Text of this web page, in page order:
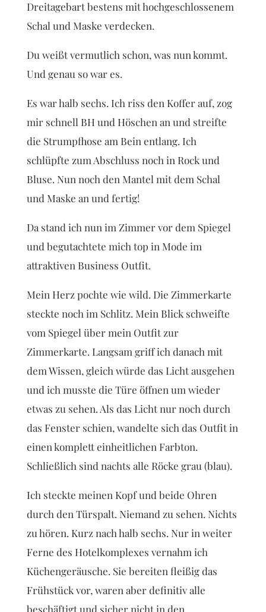
Dreitagebart bestens mit hochgeschlossenem
Schal und Maske verdecken.
Du weißt vermutlich schon, was nun kommt.
Und genau so war es.
Es war halb sechs. Ich riss den Koffer auf, zog
mir schnell BH und Höschen an und streifte
die Strumpfhose am Bein entlang. Ich
schlüpfte zum Abschluss noch in Rock und
Bluse. Nun noch den Mantel mit dem Schal
und Maske an und fertig!
Da stand ich nun im Zimmer vor dem Spiegel
und begutachtete mich top in Mode im
attraktiven Business Outfit.
Mein Herz pochte wie wild. Die Zimmerkarte
steckte noch im Schlitz. Mein Blick schweifte
vom Spiegel über mein Outfit zur
Zimmerkarte. Langsam griff ich danach mit
dem Wissen, gleich würde das Licht ausgehen
und ich musste die Türe öffnen um wieder
etwas zu sehen. Als das Licht nur noch durch
das Fenster schien, wandelte sich das Outfit in
einen komplett einheitlichen Farbton.
Schließlich sind nachts alle Röcke grau (blau).
Ich steckte meinen Kopf und beide Ohren
durch den Türspalt. Niemand zu sehen. Nichts
zu hören. Kurz nach halb sechs. Nur in weiter
Ferne des Hotelkomplexes vernahm ich
Küchengeräusche. Sie bereiten fleißig das
Frühstück vor, waren aber definitiv alle
beschäftigt und sicher nicht in den